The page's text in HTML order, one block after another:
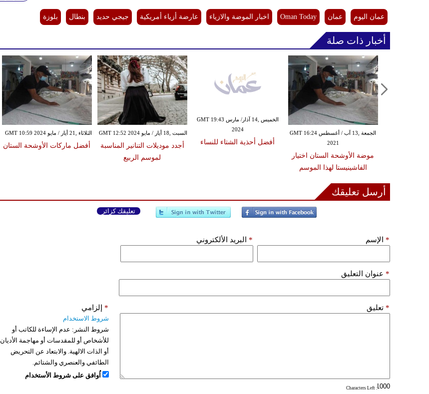
عمان اليوم عمان Oman Today اخبار الموضة والازياء عارضة أزياء أمريكية جيجي حديد بنطال بلوزة
أخبار ذات صلة
الثلاثاء ,21 أيار / مايو GMT 10:59 2024
أفضل ماركات الأوشحة الستان
السبت ,18 أيار / مايو GMT 12:52 2024
أجدد موديلات التنانير المناسبة
لموسم الربيع
الخميس ,14 آذار/ مارس GMT 19:43
2024
أفضل أحذية الشتاء للنساء
الجمعة ,13 آب / أغسطس GMT 16:24
2021
موضة الأوشحة الستان اختيار
الفاشينيستا لهذا الموسم
أرسل تعليقك
تعليقك كزائر
الإسم * البريد الألكتروني *
عنوان التعليق *
تعليق *
: Characters Left
إلزامي *
شروط الاستخدام
شروط النشر: عدم الإساءة للكاتب أو
للأشخاص أو للمقدسات أو مهاجمة الأديان
أو الذات الالهية. والابتعاد عن التحريض
الطائفي والعنصري والشتائم.
اُوافق على شروط الأستخدام